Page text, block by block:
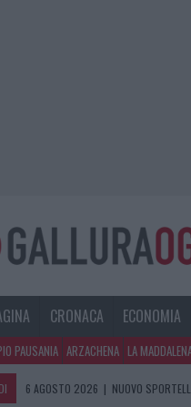
CRONACA ECONOMIA
PAUSANIA ARZACHENA LA
6 AGOSTO 2026 | NUOVO